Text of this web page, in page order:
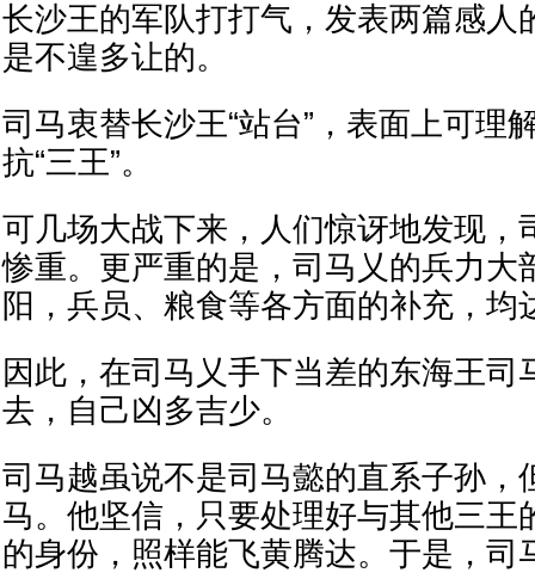
长沙王的军队打打气，发表两篇感人
是不遑多让的。
司马衷替长沙王“站台”，表面上可理
抗“三王”。
可几场大战下来，人们惊讶地发现，
惨重。更严重的是，司马乂的兵力大
阳，兵员、粮食等各方面的补充，均
因此，在司马乂手下当差的东海王司
去，自己凶多吉少。
司马越虽说不是司马懿的直系子孙，
马。他坚信，只要处理好与其他三王
的身份，照样能飞黄腾达。于是，司